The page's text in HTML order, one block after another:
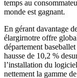
temps au
monde est gagnant.
En gérant davantage
élargirnotre offre
département
hausse de 10,2 %
l’installation du
nettement la gamme